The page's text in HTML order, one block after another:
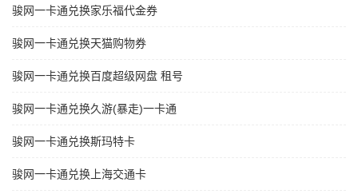
骏网一卡通兑换家乐福代金券
骏网一卡通兑换天猫购物券
骏网一卡通兑换百度超级网盘 租号
骏网一卡通兑换久游(暴走)一卡通
骏网一卡通兑换斯玛特卡
骏网一卡通兑换上海交通卡